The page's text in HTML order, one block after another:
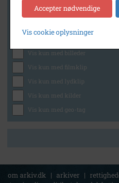
Generelt
Vis kun med billeder
Vis kun med filmklip
Vis kun med lydklip
Vis kun med kilder
Vis kun med geo-tag
om arkiv.dk | arkiver |
Accepter nødvendige
Vis cookie oplysninger